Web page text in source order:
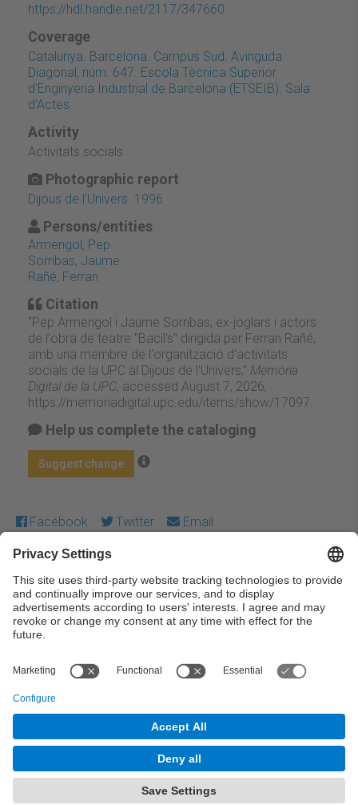
https://hdl.handle.net/2117/347660
Coverage
Catalunya. Barcelona. Campus Sud. Avinguda
Diagonal, núm. 647. Escola Tècnica Superior
d'Enginyeria Industrial de Barcelona (ETSEIB). Sala
d'Actes.
Activity
Activitats socials
Photographic report
Dijous de l'Univers. 1996
Persons/entities
Armengol, Pep
Sorribas, Jaume
Rañé, Ferran
Citation
“Pep Armengol i Jaume Sorribas, ex-joglars i actors
de l'obra de teatre "Bacil's" dirigida per Ferran Rañé,
amb una membre de l'organització d'activitats
socials de la UPC al Dijous de l'Univers,” Memòria
Digital de la UPC, accessed August 7, 2026,
https://memoriadigital.upc.edu/items/show/17097
Help us complete the cataloging
Suggest change
Facebook Twitter Email
Except where otherwise noted, content on this work is
licensed under a Creative Commons license:Attribution-
NonCommercial-NoDerivs 3.0 Spain
© UPC Universitat Politècnica de Catalunya ·
BarcelonaTech